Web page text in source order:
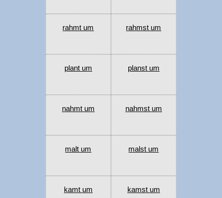
rahmt um rahmst um
plant um planst um
nahmt um nahmst um
malt um malst um
kamt um kamst um